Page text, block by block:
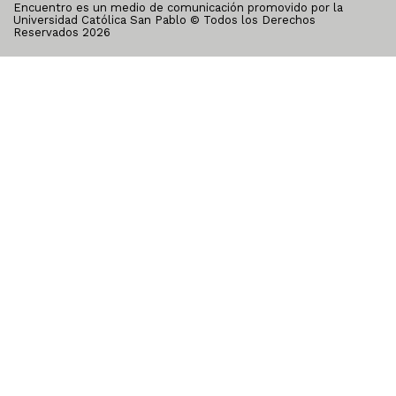
Encuentro es un medio de comunicación promovido por la
Universidad Católica San Pablo © Todos los Derechos
Reservados 2026